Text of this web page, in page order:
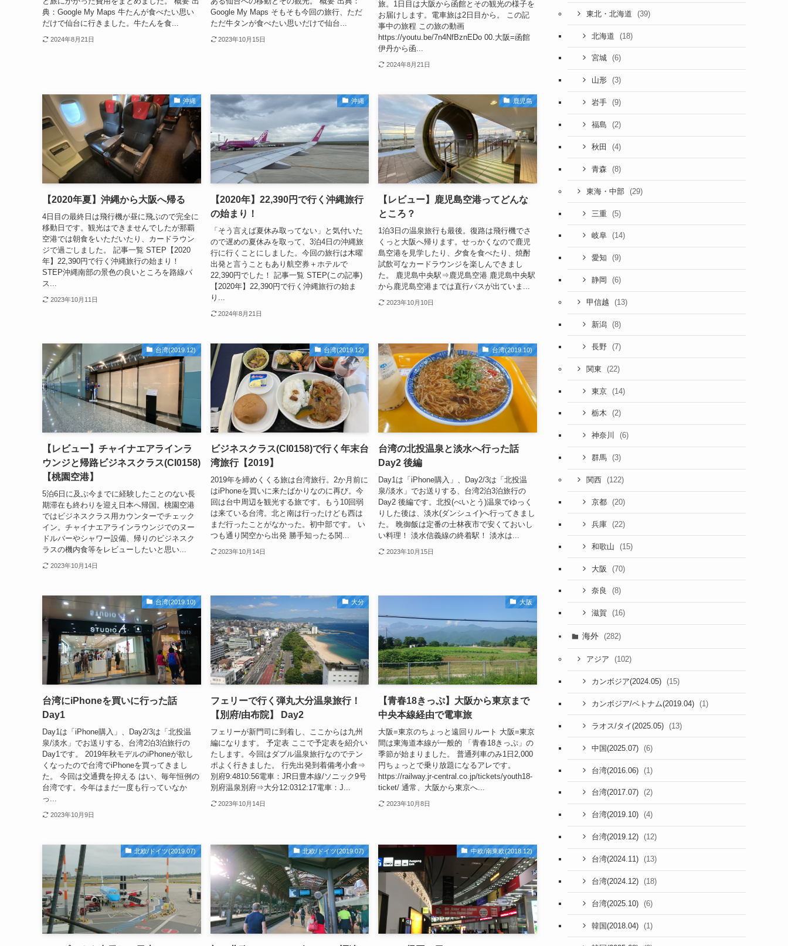
典：Google My Maps 牛たんが食べたい思い
だけで仙台に行きました。牛たんを食...
2024年8月21日
Google My Maps そもそも今回の旅行、ただ
ただ牛タンが食べたい思いだけで仙台...
2023年10月15日
旅。1日目は大阪から函館とその観光の様子を
お届けします。電車旅は2日目から。 この記
事中の旅程 この旅の動画
https://youtu.be/7n4NfBznEDo 00.大阪=函館
伊丹から函...
2024年8月21日
沖縄
【2020年夏】沖縄から大阪へ帰る
4日目の最終日は飛行機が昼に飛ぶので完全に
移動日です。観光はできませんでしたが那覇
空港では朝食をいただいたり、カードラウン
ジで過ごしました。 記事一覧 STEP【2020
年】22,390円で行く沖縄旅行の始まり！
STEP沖縄南部の景色の良いところを路線バ
ス...
2023年10月11日
沖縄
【2020年】22,390円で行く沖縄旅行
の始まり！
「そう言えば夏休み取ってない」と気付いた
ので遅めの夏休みを取って、3泊4日の沖縄旅
行に行くことにしました。今回の旅行は木曜
出発と言うこともあり航空券＋ホテルで
22,390円でした！ 記事一覧 STEP(この記事)
【2020年】22,390円で行く沖縄旅行の始ま
り...
2024年8月21日
鹿児島
【レビュー】鹿児島空港ってどんな
ところ？
1泊3日の温泉旅行も最後。復路は飛行機でさ
くっと大阪へ帰ります。せっかくなので鹿児
島空港を見学したり、夕食を食べたり、焼酎
試飲可なカードラウンジを楽しんできまし
た。 鹿児島中央駅⇒鹿児島空港 鹿児島中央駅
から鹿児島空港までは直行バスが出ていま...
2023年10月10日
台湾(2019.12)
【レビュー】チャイナエアラインラ
ウンジと帰路ビジネスクラス(CI0158)
【桃園空港】
5泊6日に及ぶ今までに経験したことのない長
期滞在も終わりを迎え日本へ帰国。桃園空港
ではビジネスクラス用カウンターでチェック
イン。チャイナエアラインラウンジでのヌー
ドルバーやシャワー設備、帰りのビジネスク
ラスの機内食等をレビューしたいと思い...
2023年10月14日
台湾(2019.12)
ビジネスクラス(CI0158)で行く年末台
湾旅行【2019】
2019年を締めくくる旅は台湾旅行。2か月前に
はiPhoneを買いに来たばかりなのに再び。今
回は台中周辺を観光する旅です。もう10回弱
は来ている台湾。北と南は行ったけども西は
まだ行ったことがなかった。初中部です。 い
つも通り関空から出発 勝手知ったる関...
2023年10月14日
台湾(2019.10)
台湾の北投温泉と淡水へ行った話
Day2 後編
Day1は「iPhone購入」、Day2/3は「北投温
泉/淡水」でお送りする、台湾2泊3泊旅行の
Day2 後編です。北投(べいとう)温泉でゆっく
りした後は、淡水(ダンシュイ)へ行ってきまし
た。 晩御飯は定番の士林夜市で安くておいし
い料理！ 淡水信義線の終着駅！ 淡水は...
2023年10月15日
台湾(2019.10)
台湾にiPhoneを買いに行った話
Day1
Day1は「iPhone購入」、Day2/3は「北投温
泉/淡水」でお送りする、台湾2泊3泊旅行の
Day1です。 2019年秋モデルのiPhoneが欲し
くなったので台湾でiPhoneを買ってきまし
た。 今回は交通費を抑える はい、毎年恒例の
台湾です。今年はまだ一度も行っていなか
っ...
2023年10月9日
大分
フェリーで行く弾丸大分温泉旅行！
【別府/由布院】 Day2
フェリーが新門司に到着し、ここからは九州
編になります。 予定表 ここで予定表を紹介い
たします。今回はダブル温泉旅行なのでテン
ポよく行きました。 行先出発到着備考小倉⇒
別府9:4810:56電車：JR日豊本線/ソニック9号
別府温泉別府⇒大分12:0312:17電車：J...
2023年10月14日
大阪
【青春18きっぷ】大阪から東京まで
中央本線経由で電車旅
大阪=東京のちょっと遠回りルート 大阪=東京
間は東海道本線が一般的 「青春18きっぷ」の
季節が始まりました。 普通列車のみ1日2,000
円ちょっとで乗り放題になるアレです。
https://railway.jr-central.co.jp/tickets/youth18-
ticket/ 通常、大阪から東京へ...
2023年10月8日
北欧/ドイツ(2019.07) 北欧/ドイツ(2019.07) 中欧/南東欧(2018.12)
東北・北海道 (39)
北海道 (18)
宮城 (6)
山形 (3)
岩手 (9)
福島 (2)
秋田 (4)
青森 (8)
東海・中部 (29)
三重 (5)
岐阜 (14)
愛知 (9)
静岡 (6)
甲信越 (13)
新潟 (8)
長野 (7)
関東 (22)
東京 (14)
栃木 (2)
神奈川 (6)
群馬 (3)
関西 (122)
京都 (20)
兵庫 (22)
和歌山 (15)
大阪 (70)
奈良 (8)
滋賀 (16)
海外 (282)
アジア (102)
カンボジア(2024.05) (15)
カンボジア/ベトナム(2019.04) (1)
ラオス/タイ(2025.05) (13)
中国(2025.07) (6)
台湾(2016.06) (1)
台湾(2017.07) (2)
台湾(2019.10) (4)
台湾(2019.12) (12)
台湾(2024.11) (13)
台湾(2024.12) (18)
台湾(2025.10) (6)
韓国(2018.04) (1)